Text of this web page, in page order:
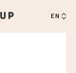
EN